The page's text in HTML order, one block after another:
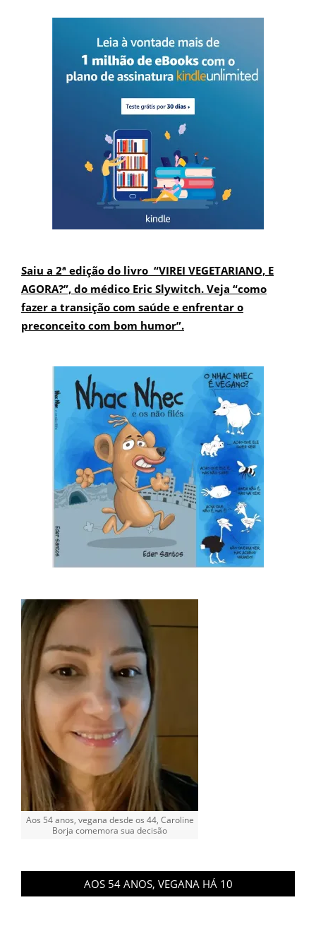
Saiu a 2ª edição do livro “VIREI VEGETARIANO, E
AGORA?”, do médico Eric Slywitch. Veja “como
fazer a transição com saúde e enfrentar o
preconceito com bom humor”.
Aos 54 anos, vegana desde os 44, Caroline
Borja comemora sua decisão
AOS 54 ANOS, VEGANA HÁ 10